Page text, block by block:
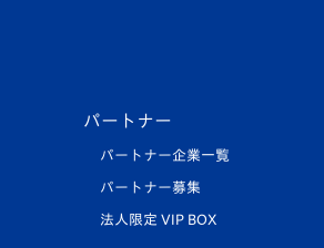
パートナー
パートナー企業一覧
パートナー募集
法人限定 VIP BOX